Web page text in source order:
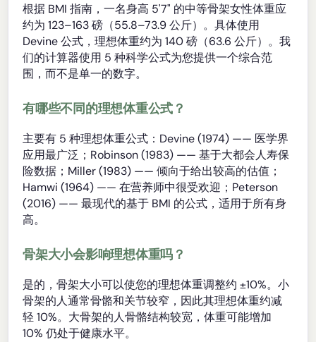
根据 BMI 指南，一名身高 5'7" 的中等骨架女性体重应
约为 123–163 磅（55.8–73.9 公斤）。具体使用
Devine 公式，理想体重约为 140 磅（63.6 公斤）。我
们的计算器使用 5 种科学公式为您提供一个综合范
围，而不是单一的数字。
有哪些不同的理想体重公式？
主要有 5 种理想体重公式：Devine (1974) —— 医学界
应用最广泛；Robinson (1983) —— 基于大都会人寿保
险数据；Miller (1983) —— 倾向于给出较高的估值；
Hamwi (1964) —— 在营养师中很受欢迎；Peterson
(2016) —— 最现代的基于 BMI 的公式，适用于所有身
高。
骨架大小会影响理想体重吗？
是的，骨架大小可以使您的理想体重调整约 ±10%。小
骨架的人通常骨骼和关节较窄，因此其理想体重约减
轻 10%。大骨架的人骨骼结构较宽，体重可能增加
10% 仍处于健康水平。